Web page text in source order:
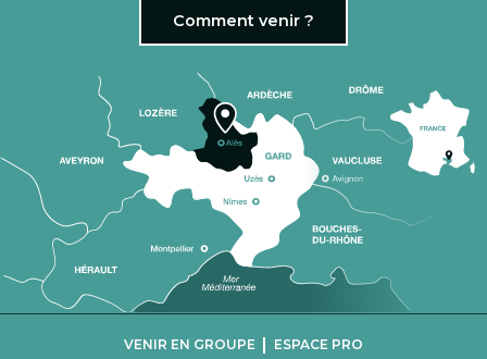
Comment venir ?
VENIR EN GROUPE ESPACE PRO